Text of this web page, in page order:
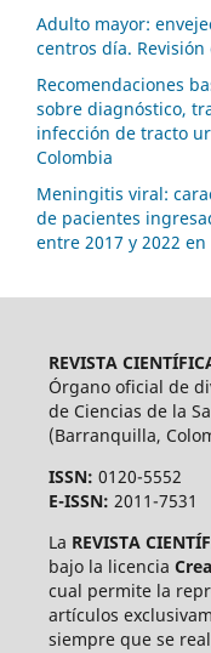
Adulto mayor:
centros día. Revisión
Recomendaciones
sobre diagnóstico,
infección de tracto
Colombia
Meningitis viral:
de pacientes
entre 2017 y 2022
REVISTA
Órgano oficial de
de Ciencias de la
(Barranquilla,
ISSN: 0120-5552
E-ISSN: 2011-7531
La REVISTA
bajo la licencia
cual permite la
artículos
siempre que se